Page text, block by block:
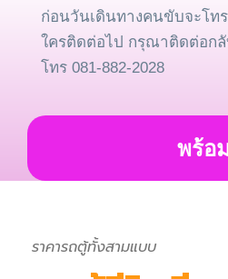
ก่อนวันเดินทางคนขับจะโท
ใครติดต่อไป กรุณาติดต่อก
โทร 081-882-2028
พร้อ
ราคารถตู้ทั้งสามแบบ